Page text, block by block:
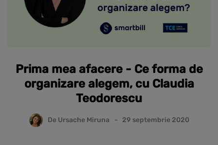
Prima mea afacere - Ce forma de
organizare alegem, cu Claudia
Teodorescu
De Ursache Miruna 29 septembrie 2020